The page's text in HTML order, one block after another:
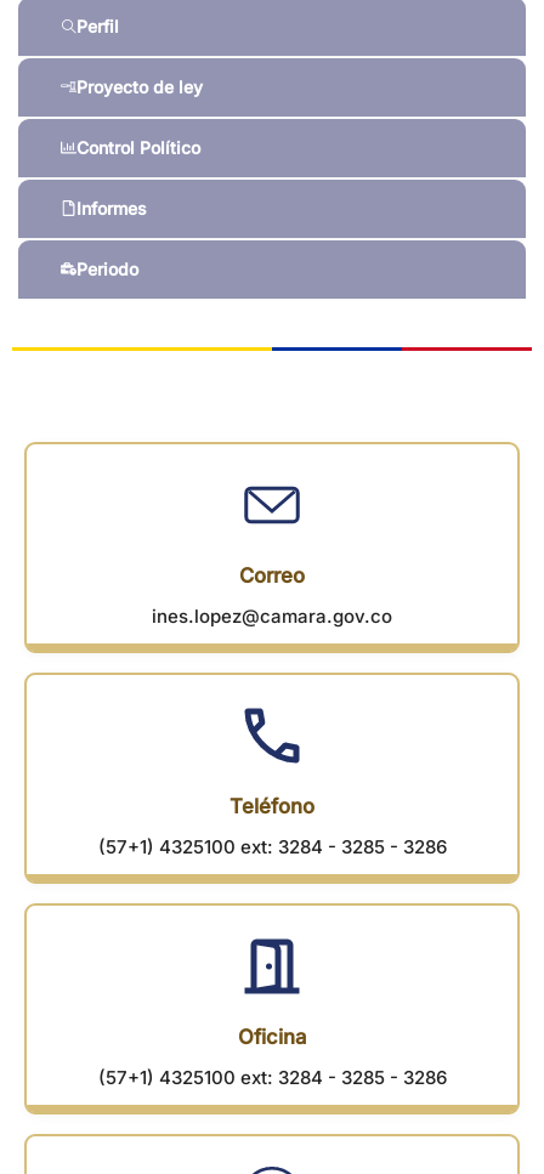
Perfil
Proyecto de ley
Control Político
Informes
Periodo
Correo
ines.lopez@camara.gov.co
Teléfono
(57+1) 4325100 ext: 3284 - 3285 - 3286
Oficina
(57+1) 4325100 ext: 3284 - 3285 - 3286